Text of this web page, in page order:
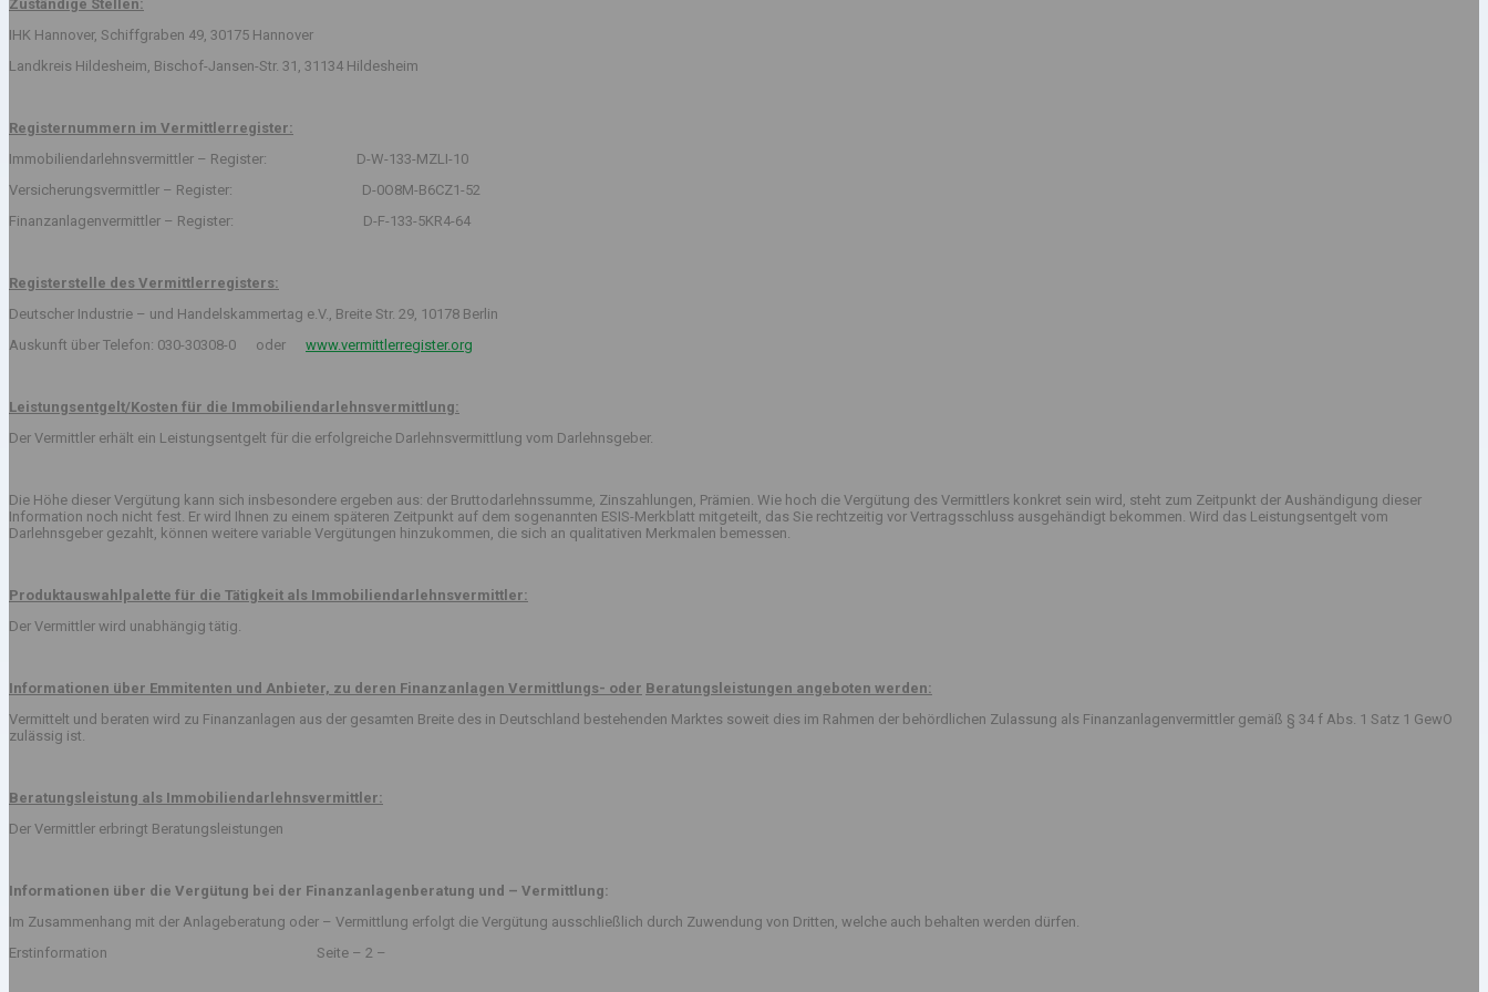
Zuständige Stellen:
IHK Hannover, Schiffgraben 49, 30175 Hannover
Landkreis Hildesheim, Bischof-Jansen-Str. 31, 31134 Hildesheim
Registernummern im Vermittlerregister:
Immobiliendarlehnsvermittler – Register: D-W-133-MZLI-10
Versicherungsvermittler – Register: D-0O8M-B6CZ1-52
Finanzanlagenvermittler – Register: D-F-133-5KR4-64
Registerstelle des Vermittlerregisters:
Deutscher Industrie – und Handelskammertag e.V., Breite Str. 29, 10178 Berlin
Auskunft über Telefon: 030-30308-0 oder www.vermittlerregister.org
Leistungsentgelt/Kosten für die Immobiliendarlehnsvermittlung:
Der Vermittler erhält ein Leistungsentgelt für die erfolgreiche Darlehnsvermittlung vom Darlehnsgeber.
Die Höhe dieser Vergütung kann sich insbesondere ergeben aus: der Bruttodarlehnssumme, Zinszahlungen, Prämien. Wie hoch die Vergütung des Vermittlers konkret sein wird, steht zum Zeitpunkt der Aushändigung dieser
Information noch nicht fest. Er wird Ihnen zu einem späteren Zeitpunkt auf dem sogenannten ESIS-Merkblatt mitgeteilt, das Sie rechtzeitig vor Vertragsschluss ausgehändigt bekommen. Wird das Leistungsentgelt vom
Darlehnsgeber gezahlt, können weitere variable Vergütungen hinzukommen, die sich an qualitativen Merkmalen bemessen.
Produktauswahlpalette für die Tätigkeit als Immobiliendarlehnsvermittler:
Der Vermittler wird unabhängig tätig.
Informationen über Emmitenten und Anbieter, zu deren Finanzanlagen Vermittlungs- oder Beratungsleistungen angeboten werden:
Vermittelt und beraten wird zu Finanzanlagen aus der gesamten Breite des in Deutschland bestehenden Marktes soweit dies im Rahmen der behördlichen Zulassung als Finanzanlagenvermittler gemäß § 34 f Abs. 1 Satz 1 GewO
zulässig ist.
Beratungsleistung als Immobiliendarlehnsvermittler:
Der Vermittler erbringt Beratungsleistungen
Informationen über die Vergütung bei der Finanzanlagenberatung und – Vermittlung:
Im Zusammenhang mit der Anlageberatung oder – Vermittlung erfolgt die Vergütung ausschließlich durch Zuwendung von Dritten, welche auch behalten werden dürfen.
Erstinformation Seite – 2 –